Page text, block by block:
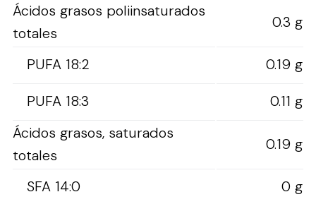
Ácidos grasos poliinsaturados
totales
0.3 g
PUFA 18:2
0.19 g
PUFA 18:3
0.11 g
Ácidos grasos, saturados
totales
0.19 g
SFA 14:0
0 g